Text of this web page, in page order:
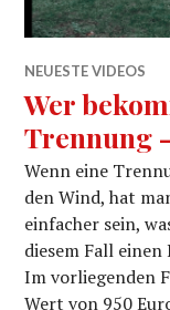
NEUESTE VIDEOS
Wer
Trennung
Wenn eine
den Wind, hat
einfacher sein,
diesem Fall
Im vorliegenden
Wert von 950